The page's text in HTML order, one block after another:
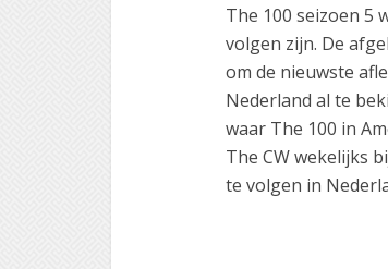
The 100 seizoen 5
volgen zijn. De
om de nieuwste
Nederland al te
waar The 100 in
The CW wekelijks
te volgen in